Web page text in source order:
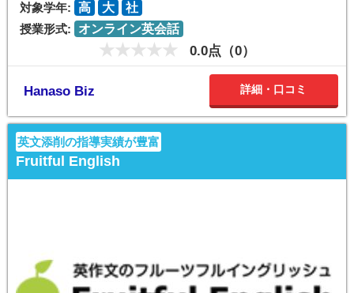
対象学年: 高 大
社
授業形式:
オンライン英会話
0.0点（0）
Hanaso Biz 詳細・口コミ
英文添削の指導実績が豊富
Fruitful English